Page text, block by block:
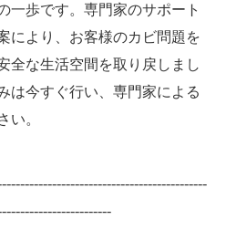
一歩です。専門家のサポート
により、お客様のカビ問題を
全な生活空間を取り戻しまし
は今すぐ行い、専門家による
い。